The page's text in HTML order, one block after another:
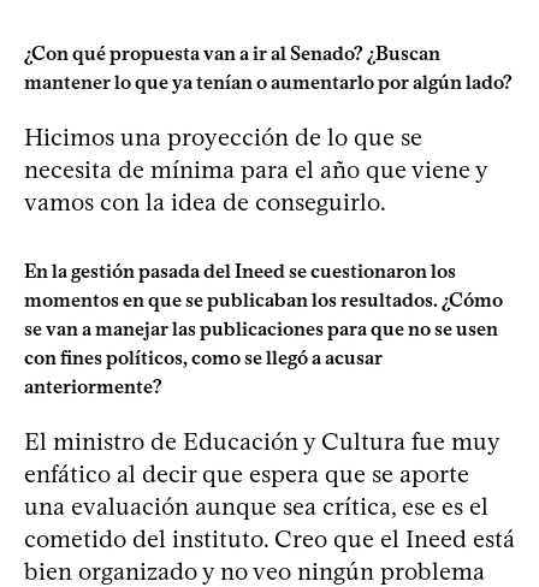
¿Con qué propuesta van a ir al Senado? ¿Buscan
mantener lo que ya tenían o aumentarlo por algún lado?
Hicimos una proyección de lo que se
necesita de mínima para el año que viene y
vamos con la idea de conseguirlo.
En la gestión pasada del Ineed se cuestionaron los
momentos en que se publicaban los resultados. ¿Cómo
se van a manejar las publicaciones para que no se usen
con fines políticos, como se llegó a acusar
anteriormente?
El ministro de Educación y Cultura fue muy
enfático al decir que espera que se aporte
una evaluación aunque sea crítica, ese es el
cometido del instituto. Creo que el Ineed está
bien organizado y no veo ningún problema